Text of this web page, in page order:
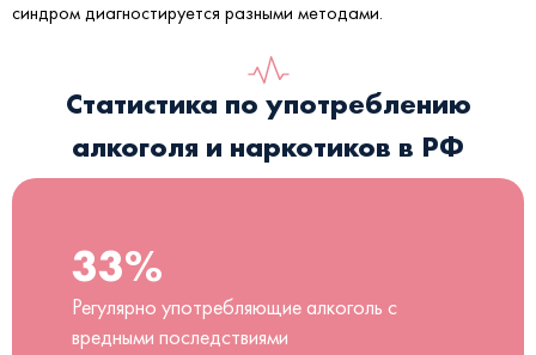
синдром диагностируется разными методами.
Статистика по употреблению
алкоголя и наркотиков в РФ
33%
Регулярно употребляющие алкоголь с
вредными последствиями